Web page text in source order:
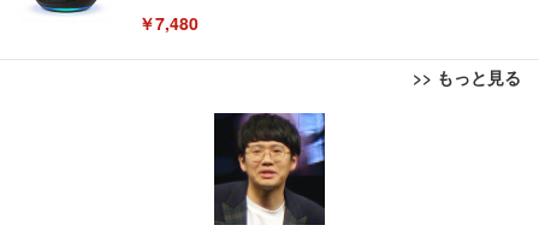
￥7,480
>> もっと見る
[EdoErgo] オフィスチェア 椅子 テレワーク 疲れな
い 跳ね上げ式アームレスト コンパクト 約105度ロッ
キング pc 事務椅子 360度回転 座面昇降 強化ナイロ
ン樹脂ベース 通気性メッシュ 在宅ワーク H-WY01
(黒網+黒枠+黒足)
EIZO ビジネス向けプレミアムモニター | FlexScan
EV3240X-WT | 31.5型4K UHD・USB Type-C・ホワ
Amazonベーシック ペットシーツ 薄型 レギュラー 1
回使い捨て 無香料 ホワイト 300枚